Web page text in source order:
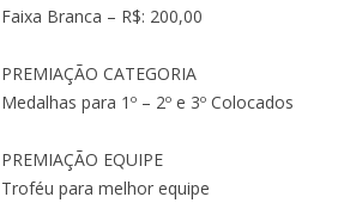
Faixa Branca – R$: 200,00
PREMIAÇÃO CATEGORIA
Medalhas para 1º – 2º e 3º Colocados
PREMIAÇÃO EQUIPE
Troféu para melhor equipe